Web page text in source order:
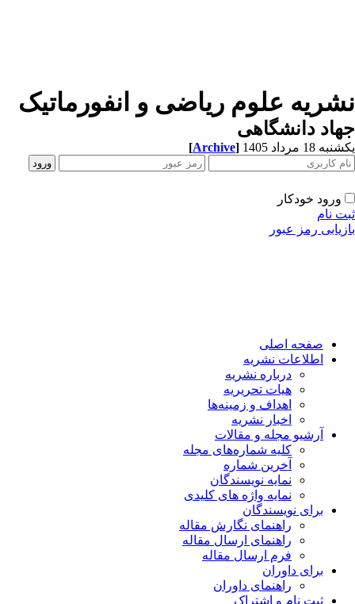
علوم ریاضی و انفورماتیک
دانشگاهی
18 مرداد 1405 [Archive]
ورود خودکار
نام
رمز عبور
صفحه اصلی
اطلاعات نشریه
درباره نشریه
هیات تحریریه
اهداف و زمینه‌ها
اخبار نشریه
آرشیو مجله و مقالات
کلیه شماره‌های مجله
آخرین شماره
نمایه نویسندگان
نمایه واژه های کلیدی
برای نویسندگان
راهنمای نگارش مقاله
راهنمای ارسال مقاله
فرم ارسال مقاله
برای داوران
راهنمای داوران
ثبت نام و اشتراک